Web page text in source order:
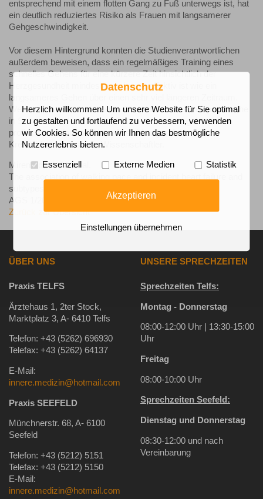
entsprechend mit einem flotten Gang zu Fuß unterwegs ist, hat
ein deutlich reduziertes Risiko als Frauen mit langsamerer
Gehgeschwindigkeit.
Vor diesem Hintergrund konnten die Studienverantwortlichen
außerdem beweisen, dass ein regelmäßiges Training eines
schnelles Gehens für eine kürzere Zeit hinsichtlich der
Herzgesundheit mindestens ebenso effektiv ist wie ein
langsameres Gehen über einen sehr viel längeren Zeitraum.
Wer es also auch im höheren Alter umsetzen kann, pro Woche
in Summe mindestens eine Stunde schnell zu gehen, der
profitiert von einer positiven Auswirkung auf das Herz-
Kreislaufsystem, so die Wissenschaftler.
Miremad, M.-M. et al.
The association of walking pace and incident heart failure and
subtypes among postmenopausal women
AGS 1/2022
Zurück zur Übersicht
ÜBER UNS
Praxis TELFS
Ärztehaus 1, 2ter Stock,
Marktplatz 3, A- 6410 Telfs
Telefon: +43 (5262) 696930
Telefax: +43 (5262) 64137
E-Mail:
innere.medizin@hotmail.com
Praxis SEEFELD
Münchnerstr. 68, A- 6100
Seefeld
Telefon: +43 (5212) 5151
Telefax: +43 (5212) 5150
E-Mail:
innere.medizin@hotmail.com
UNSERE SPRECHZEITEN
Sprechzeiten Telfs:
Montag - Donnerstag
08:00-12:00 Uhr | 13:30-15:00
Uhr
Freitag
08:00-10:00 Uhr
Sprechzeiten Seefeld:
Dienstag und Donnerstag
08:30-12:00 und nach
Vereinbarung
Datenschutz
Herzlich willkommen! Um unsere Website für Sie optimal
zu gestalten und fortlaufend zu verbessern, verwenden
wir Cookies. So können wir Ihnen das bestmögliche
Nutzererlebnis bieten.
Essenziell Externe Medien Statistik
Akzeptieren
Einstellungen übernehmen